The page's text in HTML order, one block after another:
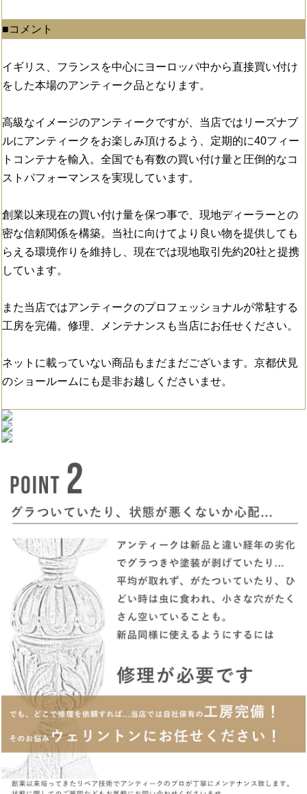
■コメント
イギリス、フランスを中心にヨーロッパ中から直接買い付け
をした本場のアンティーク品となります。
高級なイメージのアンティークですが、当店ではリーズナブ
ルにアンティークをお楽しみ頂けるよう、定期的に40フィー
トコンテナを輸入。全国でも有数の買い付け量と圧倒的なコ
ストパフォーマンスを実現しています。
創業以来現在の買い付け量を保つ事で、現地ディーラーとの
密な信頼関係を構築。当社に向けてより良い物を提供しても
らえる環境作りを維持し、現在では現地取引先約20社と提携
しています。
また当店ではアンティークのプロフェッショナルが常駐する
工房を完備。修理、メンテナンスも当店にお任せください。
ネットに載っていない商品もまだまだございます。京都伏見
のショールームにも是非お越しくださいませ。